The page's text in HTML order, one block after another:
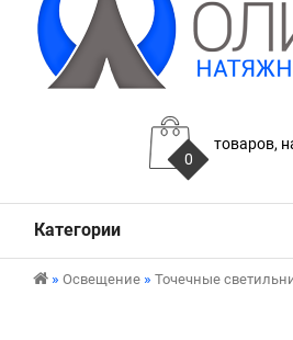
0
товаров,
Категории
Освещение Точечные